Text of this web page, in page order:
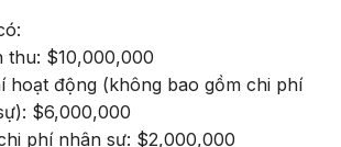
thu: $10,000,000
hoạt động (không bao gồm chi phí
$6,000,000
phí nhân sự: $2,000,000